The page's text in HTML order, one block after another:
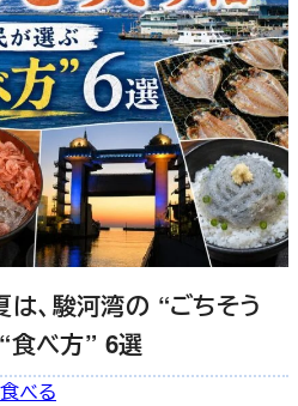
、駿河湾の “ごちそう
食べ方” 6選
食べる